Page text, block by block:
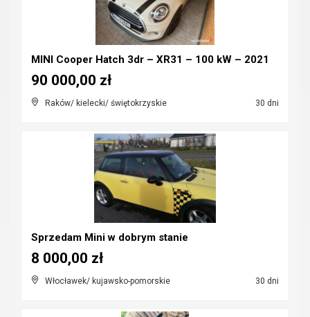
MINI Cooper Hatch 3dr – XR31 – 100 kW – 2021
Raków/ kielecki/ świętokrzyskie 30 dni
90 000,00 zł
Sprzedam Mini w dobrym stanie
Włocławek/ kujawsko-pomorskie 30 dni
8 000,00 zł